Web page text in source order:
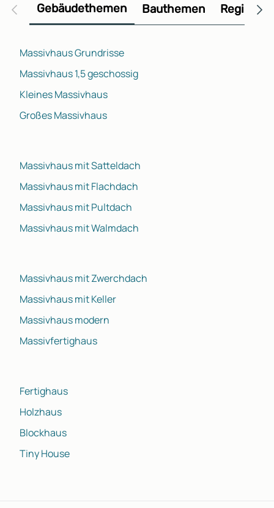
Gebäudethemen Bauthemen
Massivhaus Grundrisse
Massivhaus 1,5 geschossig
Kleines Massivhaus
Großes Massivhaus
Massivhaus mit Satteldach
Massivhaus mit Flachdach
Massivhaus mit Pultdach
Massivhaus mit Walmdach
Massivhaus mit Zwerchdach
Massivhaus mit Keller
Massivhaus modern
Massivfertighaus
Fertighaus
Holzhaus
Blockhaus
Tiny House